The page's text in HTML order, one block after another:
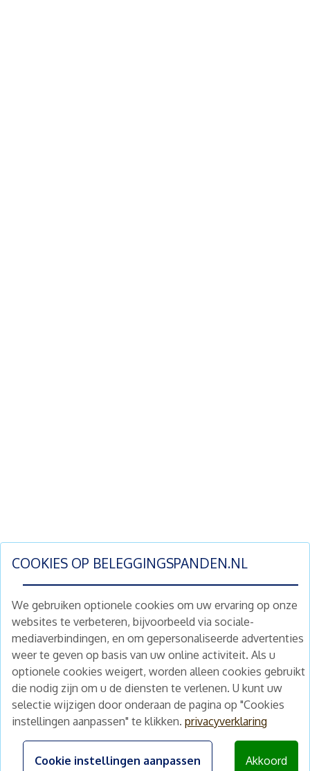
COOKIES OP BELEGGINGSPANDEN.NL
We gebruiken optionele cookies om uw ervaring op onze
websites te verbeteren, bijvoorbeeld via sociale-
mediaverbindingen, en om gepersonaliseerde advertenties
weer te geven op basis van uw online activiteit. Als u
optionele cookies weigert, worden alleen cookies gebruikt
die nodig zijn om u de diensten te verlenen. U kunt uw
selectie wijzigen door onderaan de pagina op "Cookies
instellingen aanpassen" te klikken. privacyverklaring
Cookie instellingen aanpassen Akkoord
Schrijf je nu in en ontvang wekelijks ons
nieuwe aanbod vastgoedbeleggingen.
Nieuwsbrief Abonneren
Home
Te koop
Nieuws
Schimmelstraat 5H
1053 TA Amsterdam
+31 (0) 30 225 31 12